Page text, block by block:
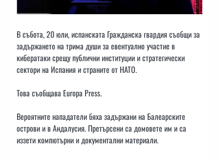
В събота, 20 юли, испанската Гражданска гвардия съобщи за
задържането на трима души за евентуално участие в
кибератаки срещу публични институции и стратегически
сектори на Испания и страните от НАТО.
Това съобщава Europa Press.
Вероятните нападатели бяха задържани на Балеарските
острови и в Андалусия. Претърсени са домовете им и са
иззети компютърни и документални материали.